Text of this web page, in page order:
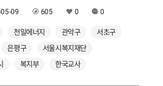
09 605 0
0
천일에너지 관악구
서초구
은평구
서울시복지재단
복지부 한국교사